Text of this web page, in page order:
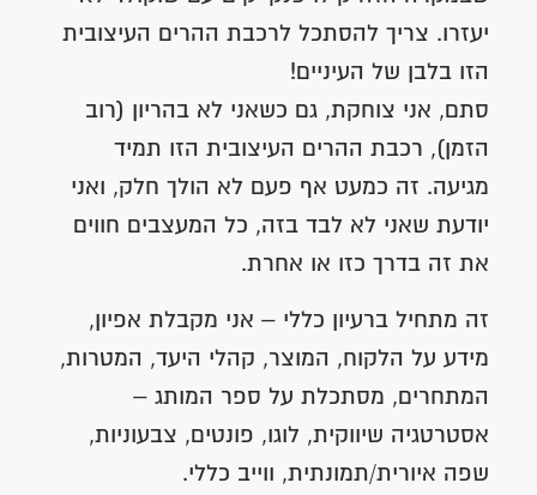
יעזרו. צריך להסתכל לרכבת ההרים העיצובית
הזו בלבן של העיניים!
סתם, אני צוחקת, גם כשאני לא בהריון (רוב
הזמן), רכבת ההרים העיצובית הזו תמיד
מגיעה. זה כמעט אף פעם לא הולך חלק, ואני
יודעת שאני לא לבד בזה, כל המעצבים חווים
את זה בדרך כזו או אחרת.
זה מתחיל ברעיון כללי – אני מקבלת אפיון,
מידע על הלקוח, המוצר, קהלי היעד, המטרות,
המתחרים, מסתכלת על ספר המותג –
אסטרטגיה שיווקית, לוגו, פונטים, צבעוניות,
שפה איורית/תמונתית, ווייב כללי.